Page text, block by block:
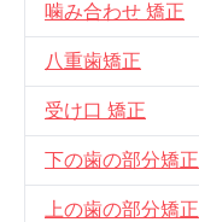
噛み合わせ 矯正
八重歯矯正
受け口 矯正
下の歯の部分矯正
上の歯の部分矯正